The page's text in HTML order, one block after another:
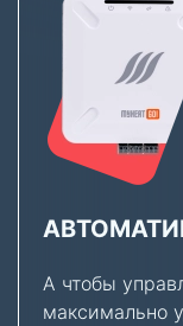
А чтобы
максимально